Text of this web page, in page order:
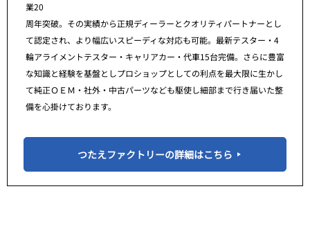
業20
周年突破。その実績から正規ディーラーとクオリティパートナーとし
て認定され、より幅広いスピーディな対応も可能。最新テスター・4
輪アライメントテスター・キャリアカー・代車15台完備。さらに豊富
な知識と経験を基盤としプロショップとしての利点を最大限に生かし
て純正ＯＥＭ・社外・中古パーツなども駆使し細部まで行き届いた整
備を心掛けております。
つたえファクトリーの詳細はこちら